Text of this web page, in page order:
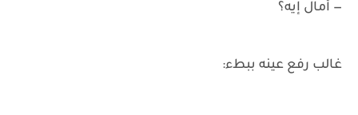
— أمال إيه؟
غالب رفع عينه ببطء: